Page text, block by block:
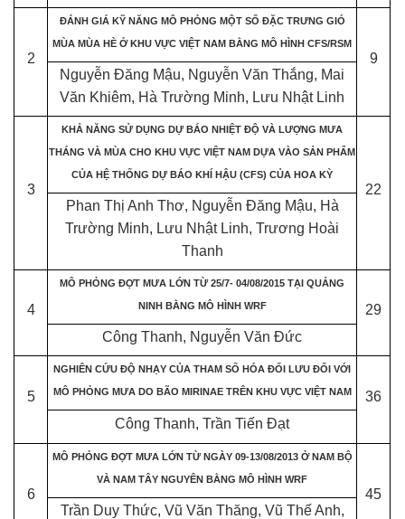
2
ĐÁNH GIÁ KỸ NĂNG MÔ PHỎNG MỘT SỐ ĐẶC TRƯNG GIÓ
MÙA MÙA HÈ Ở KHU VỰC VIỆT NAM BẰNG MÔ HÌNH CFS/RSM
9
Nguyễn Đăng Mậu, Nguyễn Văn Thắng, Mai
Văn Khiêm, Hà Trường Minh, Lưu Nhật Linh
3
KHẢ NĂNG SỬ DỤNG DỰ BÁO NHIỆT ĐỘ VÀ LƯỢNG MƯA
THÁNG VÀ MÙA CHO KHU VỰC VIỆT NAM DỰA VÀO SẢN PHẨM
CỦA HỆ THỐNG DỰ BÁO KHÍ HẬU (CFS) CỦA HOA KỲ
22
Phan Thị Anh Thơ, Nguyễn Đăng Mậu, Hà
Trường Minh, Lưu Nhật Linh, Trương Hoài
Thanh
4
MÔ PHỎNG ĐỢT MƯA LỚN TỪ 25/7- 04/08/2015 TẠI QUẢNG
NINH BẰNG MÔ HÌNH WRF
29
Công Thanh, Nguyễn Văn Đức
5
NGHIÊN CỨU ĐỘ NHẠY CỦA THAM SỐ HÓA ĐỐI LƯU ĐỐI VỚI
MÔ PHỎNG MƯA DO BÃO MIRINAE TRÊN KHU VỰC VIỆT NAM
36
Công Thanh, Trần Tiến Đạt
6
MÔ PHỎNG ĐỢT MƯA LỚN TỪ NGÀY 09-13/08/2013 Ở NAM BỘ
VÀ NAM TÂY NGUYÊN BẰNG MÔ HÌNH WRF
45
Trần Duy Thức, Vũ Văn Thăng, Vũ Thế Anh,